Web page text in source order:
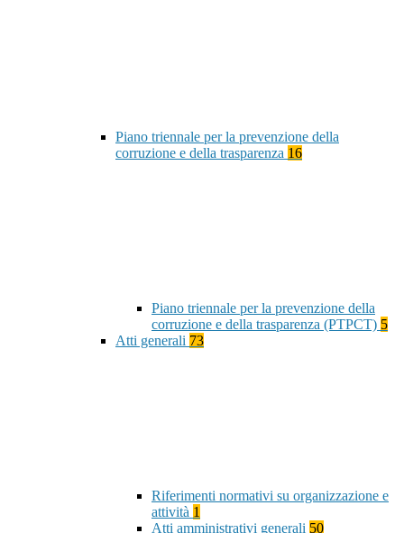
Piano triennale per la prevenzione della
corruzione e della trasparenza 16
Piano triennale per la prevenzione della
corruzione e della trasparenza (PTPCT) 5
Atti generali 73
Riferimenti normativi su organizzazione e
attività 1
Atti amministrativi generali 50